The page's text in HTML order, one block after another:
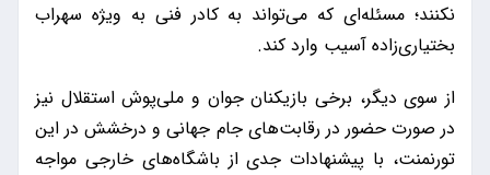
نکنند؛ مسئله‌ای که می‌تواند به کادر فنی به ویژه سهراب
بختیاری‌زاده آسیب وارد کند.
از سوی دیگر، برخی بازیکنان جوان و ملی‌پوش استقلال نیز
در صورت حضور در رقابت‌های جام جهانی و درخشش در این
تورنمنت، با پیشنهادات جدی از باشگاه‌های خارجی مواجه